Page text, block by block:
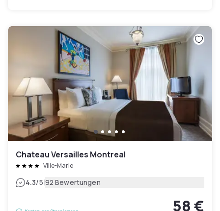
Chateau Versailles Montreal
Ville-Marie
4.3/5|92 Bewertungen
58 €